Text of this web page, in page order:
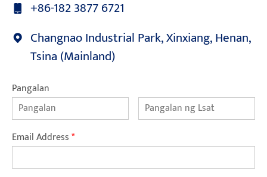
+86-182 3877 6721
Changnao Industrial Park, Xinxiang, Henan,
Tsina (Mainland)
Pangalan
Email Address*